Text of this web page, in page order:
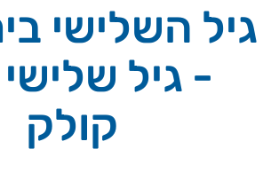
גיל השלישי
- גיל
קולק